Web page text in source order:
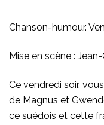
Chanson-humour.
Mise en scène :
Ce vendredi soir,
de Magnus et
ce suédois et cette